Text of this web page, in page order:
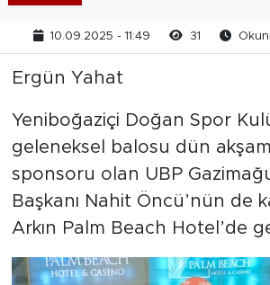
10.09.2025 - 11:49 31
Ergün Yahat
Yeniboğaziçi Doğan Spor
geleneksel balosu dün
sponsoru olan UBP
Başkanı Nahit Öncü’nün de
Arkın Palm Beach Hotel’de